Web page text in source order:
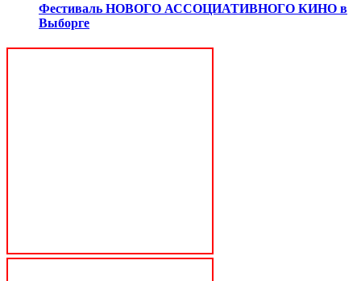
Фестиваль НОВОГО АССОЦИАТИВНОГО КИНО в
Выборге